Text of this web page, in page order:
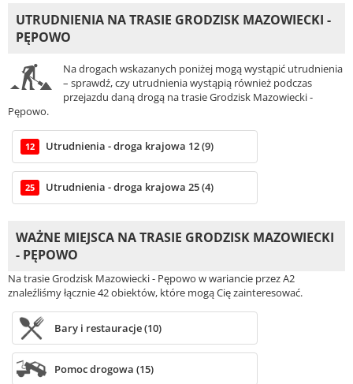
UTRUDNIENIA NA TRASIE GRODZISK MAZOWIECKI -
PĘPOWO
Na drogach wskazanych poniżej mogą wystąpić utrudnienia
– sprawdź, czy utrudnienia wystąpią również podczas
przejazdu daną drogą na trasie Grodzisk Mazowiecki -
Pępowo.
12 Utrudnienia - droga krajowa 12 (9)
25 Utrudnienia - droga krajowa 25 (4)
WAŻNE MIEJSCA NA TRASIE GRODZISK MAZOWIECKI
- PĘPOWO
Na trasie Grodzisk Mazowiecki - Pępowo w wariancie przez A2
znaleźliśmy łącznie 42 obiektów, które mogą Cię zainteresować.
Bary i restauracje (10)
Pomoc drogowa (15)